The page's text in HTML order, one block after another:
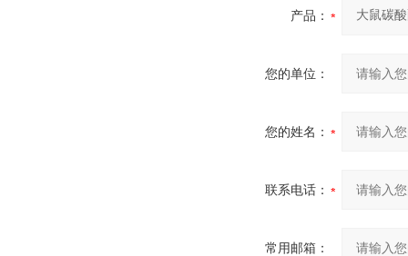
产品：
您的单位：
您的姓名：
联系电话：
常用邮箱：